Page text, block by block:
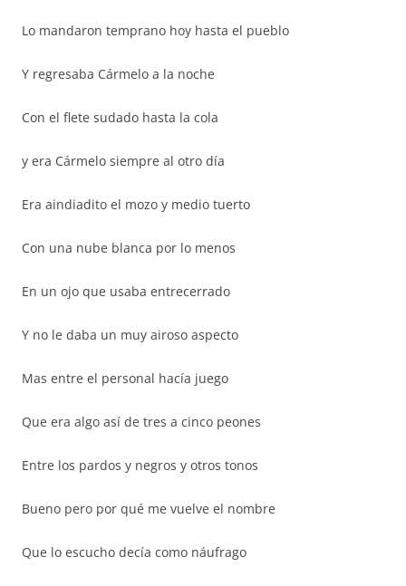
Lo mandaron temprano hoy hasta el pueblo
Y regresaba Cármelo a la noche
Con el flete sudado hasta la cola
y era Cármelo siempre al otro día
Era aindiadito el mozo y medio tuerto
Con una nube blanca por lo menos
En un ojo que usaba entrecerrado
Y no le daba un muy airoso aspecto
Mas entre el personal hacía juego
Que era algo así de tres a cinco peones
Entre los pardos y negros y otros tonos
Bueno pero por qué me vuelve el nombre
Que lo escucho decía como náufrago